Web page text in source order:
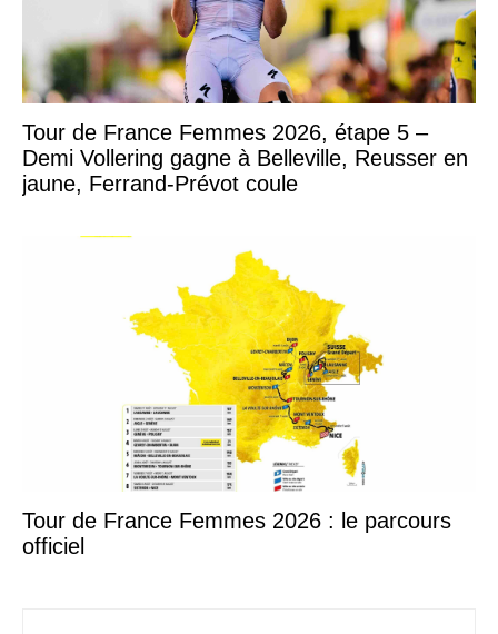
Tour de France Femmes 2026, étape 5 –
Demi Vollering gagne à Belleville, Reusser en
jaune, Ferrand-Prévot coule
Tour de France Femmes 2026 : le parcours
officiel